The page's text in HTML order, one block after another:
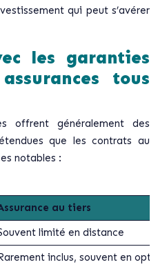
qui peut s’avérer
les garanties
tous
offrent généralement des
que les contrats au
notables :
au tiers
limité en distance
inclus, souvent en